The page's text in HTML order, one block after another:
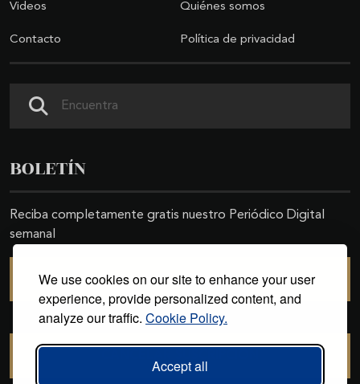
We use cookies on our site to enhance your user
experience, provide personalized content, and
analyze our traffic. Cookie Policy.
Accept all
Videos Quiénes somos
Contacto Política de privacidad
BOLETÍN
Reciba completamente gratis nuestro Periódico Digital
semanal
SUSCRIBIRSE